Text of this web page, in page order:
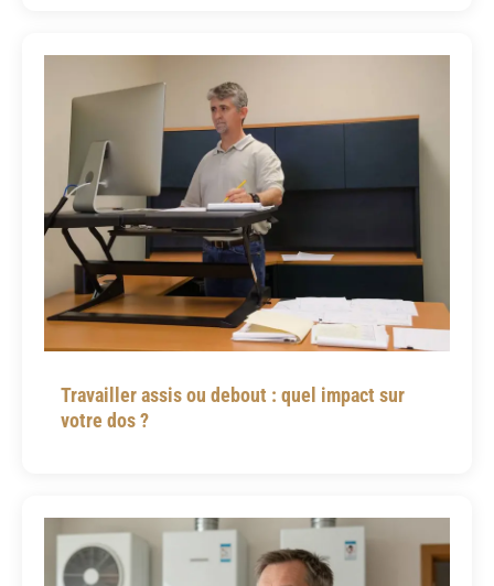
Travailler assis ou debout : quel impact sur
votre dos ?